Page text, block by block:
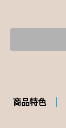
商品特色